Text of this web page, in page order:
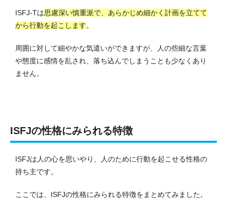
ISFJ-Tは思慮深い慎重派で、あらかじめ細かく計画を立てて
から行動を起こします。
周囲に対して細やかな気遣いができますが、人の些細な言葉
や態度に感情を乱され、落ち込んでしまうことも少なくあり
ません。
ISFJの性格にみられる特徴
ISFJは人の心を思いやり、人のために行動を起こせる性格の
持ち主です。
ここでは、ISFJの性格にみられる特徴をまとめてみました。